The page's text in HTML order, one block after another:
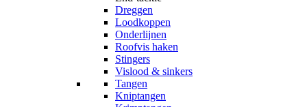
Dreggen
Loodkoppen
Onderlijnen
Roofvis haken
Stingers
Vislood & sinkers
Tangen
Kniptangen